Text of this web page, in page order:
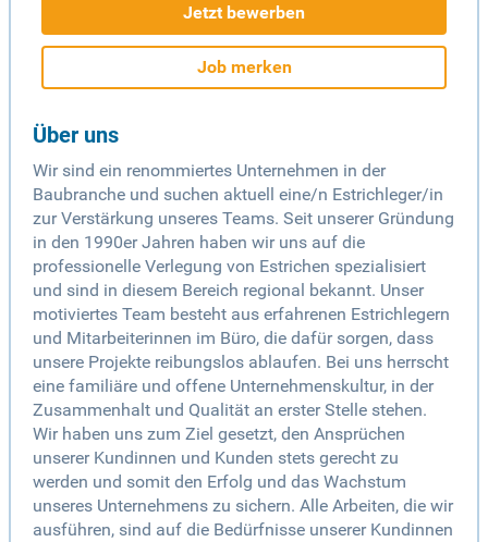
Jetzt bewerben
Job merken
Über uns
Wir sind ein renommiertes Unternehmen in der
Baubranche und suchen aktuell eine/n Estrichleger/in
zur Verstärkung unseres Teams. Seit unserer Gründung
in den 1990er Jahren haben wir uns auf die
professionelle Verlegung von Estrichen spezialisiert
und sind in diesem Bereich regional bekannt. Unser
motiviertes Team besteht aus erfahrenen Estrichlegern
und Mitarbeiterinnen im Büro, die dafür sorgen, dass
unsere Projekte reibungslos ablaufen. Bei uns herrscht
eine familiäre und offene Unternehmenskultur, in der
Zusammenhalt und Qualität an erster Stelle stehen.
Wir haben uns zum Ziel gesetzt, den Ansprüchen
unserer Kundinnen und Kunden stets gerecht zu
werden und somit den Erfolg und das Wachstum
unseres Unternehmens zu sichern. Alle Arbeiten, die wir
ausführen, sind auf die Bedürfnisse unserer Kundinnen